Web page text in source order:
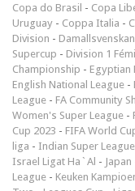
Copa do Brasil - Copa
Uruguay - Coppa Italia -
Division - Damallsvenskan
Supercup - Division 1
Championship - Egyptian
English National League -
League - FA Community
Women's Super League -
Cup 2023 - FIFA World
liga - Indian Super League
Israel Ligat Ha`Al -
League - Keuken